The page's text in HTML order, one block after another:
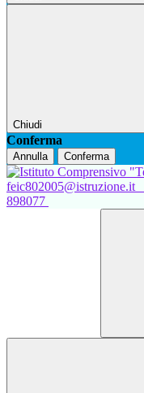
Chiudi
Conferma
Annulla Conferma
feic802005@istruzione.it
898077